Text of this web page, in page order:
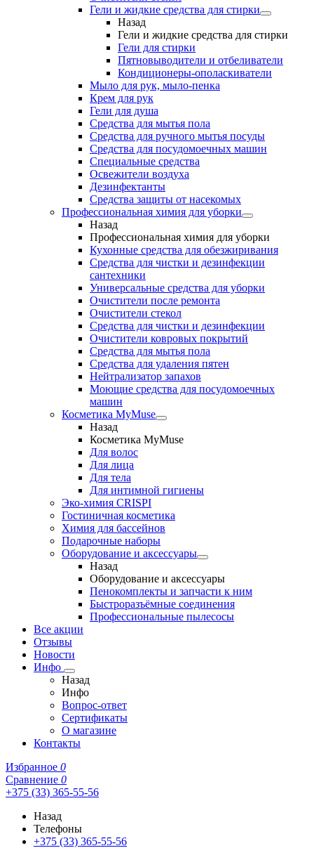
Гели и жидкие средства для стирки
Назад
Гели и жидкие средства для стирки
Гели для стирки
Пятновыводители и отбеливатели
Кондиционеры-ополаскиватели
Мыло для рук, мыло-пенка
Крем для рук
Гели для душа
Средства для мытья пола
Средства для ручного мытья посуды
Средства для посудомоечных машин
Специальные средства
Освежители воздуха
Дезинфектанты
Средства защиты от насекомых
Профессиональная химия для уборки
Назад
Профессиональная химия для уборки
Кухонные средства для обезжиривания
Средства для чистки и дезинфекции
сантехники
Универсальные средства для уборки
Очистители после ремонта
Очистители стекол
Средства для чистки и дезинфекции
Очистители ковровых покрытий
Средства для мытья пола
Средства для удаления пятен
Нейтрализатор запахов
Моющие средства для посудомоечных
машин
Косметика MyMuse
Назад
Косметика MyMuse
Для волос
Для лица
Для тела
Для интимной гигиены
Эко-химия CRISPI
Гостиничная косметика
Химия для бассейнов
Подарочные наборы
Оборудование и аксессуары
Назад
Оборудование и аксессуары
Пенокомплекты и запчасти к ним
Быстроразъёмные соединения
Профессиональные пылесосы
Все акции
Отзывы
Новости
Инфо
Назад
Инфо
Вопрос-ответ
Сертификаты
О магазине
Контакты
Избранное 0
Сравнение 0
+375 (33) 365-55-56
Назад
Телефоны
+375 (33) 365-55-56